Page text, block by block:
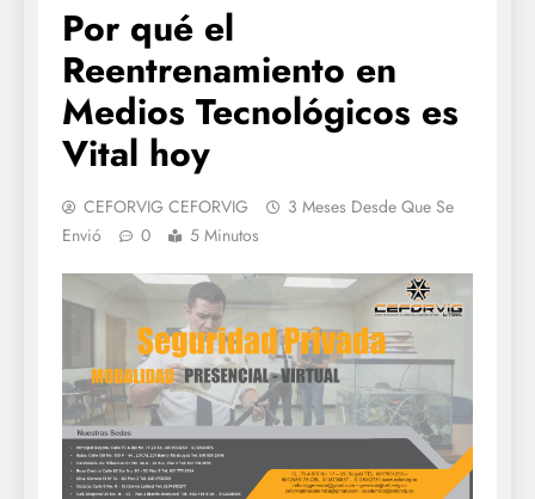
Por qué el
Reentrenamiento en
Medios Tecnológicos es
Vital hoy
CEFORVIG CEFORVIG
3 Meses Desde Que Se
Envió
0 5 Minutos